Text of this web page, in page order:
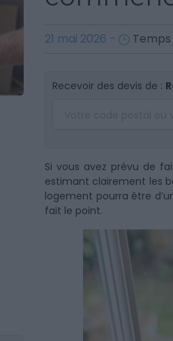
21 mai 2026 -
Recevoir des devis de :
Si vous avez prévu de
estimant clairement les
logement pourra être
fait le point.